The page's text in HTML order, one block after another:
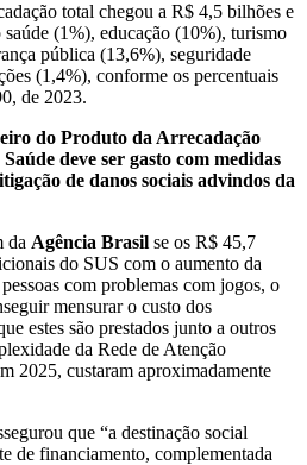
total chegou a R$ 4,5 bilhões e
(1%), educação (10%), turismo
pública (13,6%), seguridade
(1,4%), conforme os percentuais
de 2023.
do Produto da Arrecadação
deve ser gasto com medidas
de danos sociais advindos da
da Agência Brasil se os R$ 45,7
do SUS com o aumento da
com problemas com jogos, o
mensurar o custo dos
estes são prestados junto a outros
da Rede de Atenção
2025, custaram aproximadamente
que “a destinação social
de financiamento, complementada